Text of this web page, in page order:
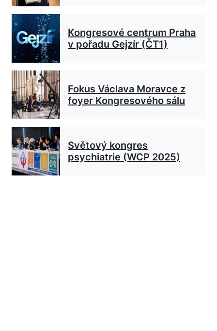
Kongresové centrum Praha
v pořadu Gejzír (ČT1)
Fokus Václava Moravce z
foyer Kongresového sálu
Světový kongres
psychiatrie (WCP 2025)